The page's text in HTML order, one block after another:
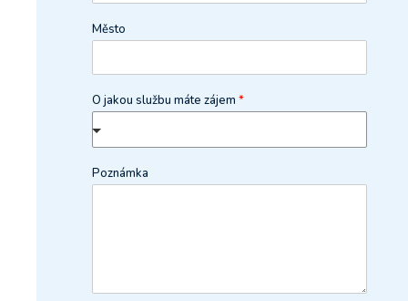
Město
O jakou službu máte zájem *
Poznámka